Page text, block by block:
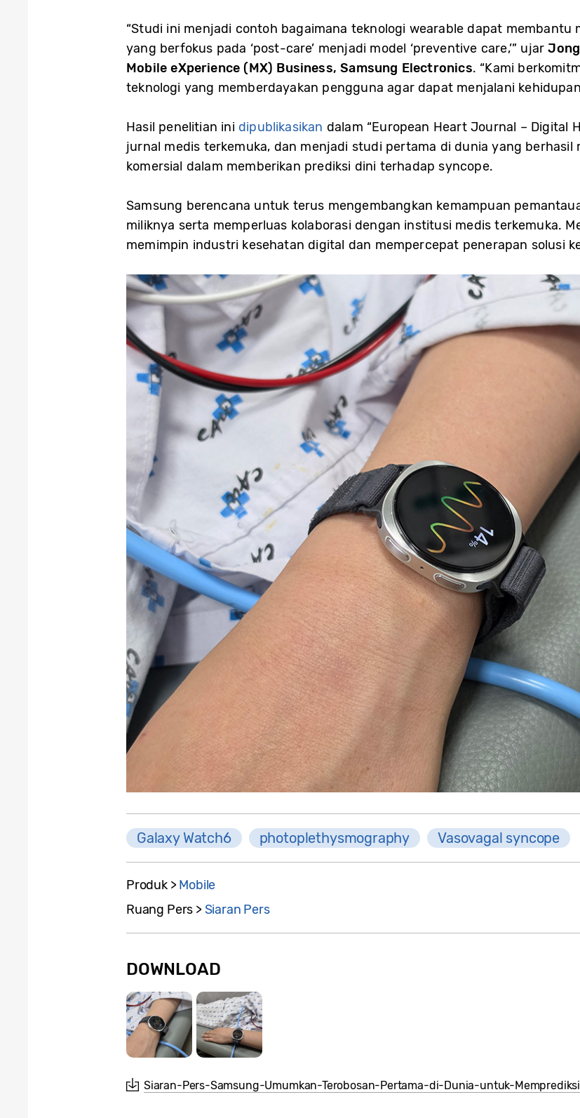
“Studi ini menjadi contoh bagaimana teknologi wearable dapat membantu
yang berfokus pada ‘post-care’ menjadi model ‘preventive care,’” ujar
Mobile eXperience (MX) Business, Samsung Electronics. “Kami
teknologi yang memberdayakan pengguna agar dapat menjalani
Hasil penelitian ini dipublikasikan dalam “European Heart Journal – Digital
jurnal medis terkemuka, dan menjadi studi pertama di dunia yang
komersial dalam memberikan prediksi dini terhadap syncope.
Samsung berencana untuk terus mengembangkan kemampuan
miliknya serta memperluas kolaborasi dengan institusi medis terkemuka.
memimpin industri kesehatan digital dan mempercepat penerapan solusi
Galaxy Watch6 photoplethysmography Vasovagal syncope
Produk >Mobile
Ruang Pers >Siaran Pers
DOWNLOAD
Siaran-Pers-Samsung-Umumkan-Terobosan-Pertama-di-Dunia-untuk-